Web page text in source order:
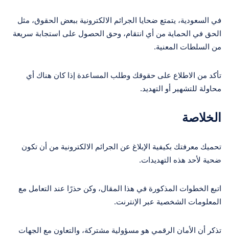
في السعودية، يتمتع ضحايا الجرائم الالكترونية ببعض الحقوق، مثل
الحق في الحماية من أي انتقام، وحق الحصول على استجابة سريعة
من السلطات المعنية.
تأكد من الاطلاع على حقوقك وطلب المساعدة إذا كان هناك أي
محاولة للتشهير أو التهديد.
الخلاصة
تحميك معرفتك بكيفية الإبلاغ عن الجرائم الالكترونية من أن تكون
ضحية لأحد هذه التهديدات.
اتبع الخطوات المذكورة في هذا المقال، وكن حذرًا عند التعامل مع
المعلومات الشخصية عبر الإنترنت.
تذكر أن الأمان الرقمي هو مسؤولية مشتركة، والتعاون مع الجهات